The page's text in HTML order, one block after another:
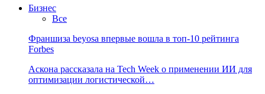
Бизнес
Все
Франшиза beyosa впервые вошла в топ-10 рейтинга
Forbes
Аскона рассказала на Tech Week о применении ИИ для
оптимизации логистической…